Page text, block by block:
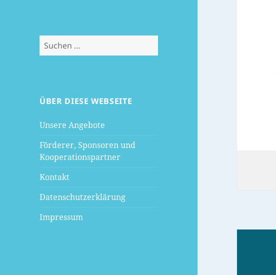
Suchen
nach:
ÜBER DIESE WEBSEITE
Unsere Angebote
Förderer, Sponsoren und
Kooperationspartner
Kontakt
Datenschutzerklärung
Impressum